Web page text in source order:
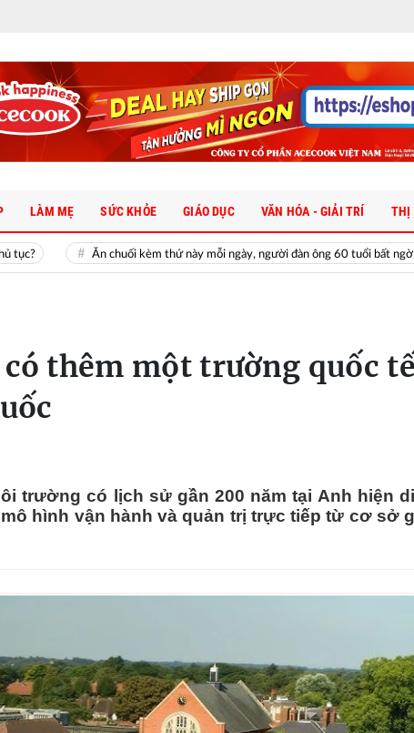
Ăn chuối kèm thứ này mỗi ngày, người đàn ông 60 tuổi bất ngờ khi đi khám
LÀM MẸ SỨC KHỎE GIÁO DỤC VĂN HÓA - GIẢI TRÍ THỊ
có thêm một trường quốc tế
trường có lịch sử gần 200 năm tại Anh hiện
mô hình vận hành và quản trị trực tiếp từ cơ sở